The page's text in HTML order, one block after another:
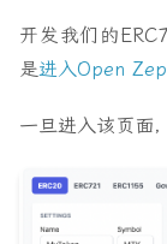
开发我们的
是进入Open
一旦进入该页面